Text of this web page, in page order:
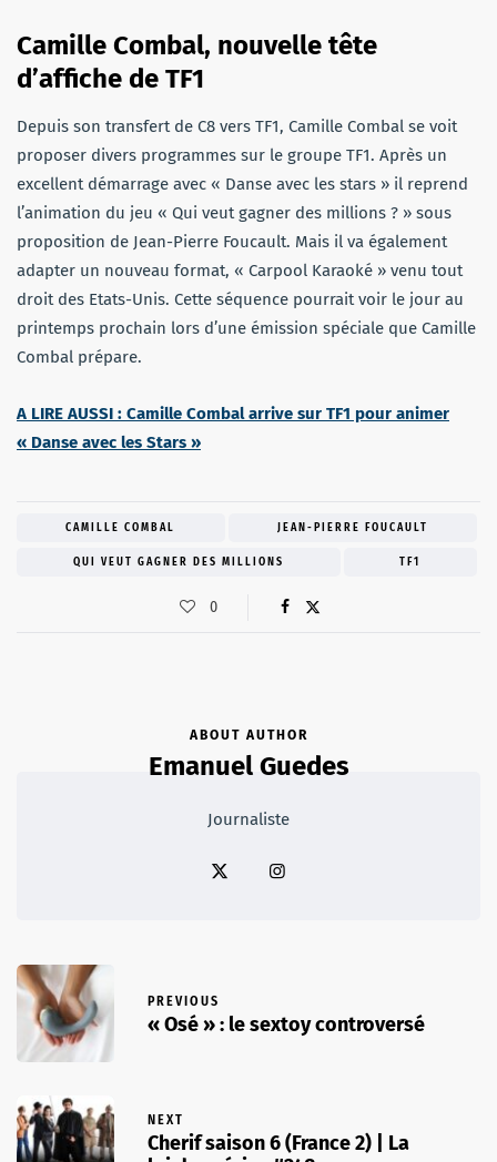
Camille Combal, nouvelle tête
d’affiche de TF1
Depuis son transfert de C8 vers TF1, Camille Combal se voit
proposer divers programmes sur le groupe TF1. Après un
excellent démarrage avec « Danse avec les stars » il reprend
l’animation du jeu « Qui veut gagner des millions ? » sous
proposition de Jean-Pierre Foucault. Mais il va également
adapter un nouveau format, « Carpool Karaoké » venu tout
droit des Etats-Unis. Cette séquence pourrait voir le jour au
printemps prochain lors d’une émission spéciale que Camille
Combal prépare.
A LIRE AUSSI : Camille Combal arrive sur TF1 pour animer
« Danse avec les Stars »
CAMILLE COMBAL JEAN-PIERRE FOUCAULT
QUI VEUT GAGNER DES MILLIONS TF1
0
ABOUT AUTHOR
Emanuel Guedes
Journaliste
PREVIOUS
« Osé » : le sextoy controversé
NEXT
Cherif saison 6 (France 2) | La